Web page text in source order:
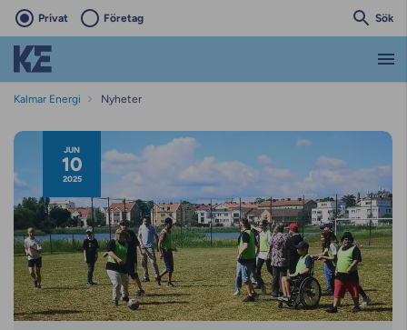
Privat Företag Sök
Kalmar Energi Nyheter
Nyhetsarkiv
JUN
10
2025